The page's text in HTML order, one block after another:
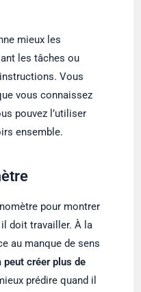
mieux les
les tâches ou
Vous
vous connaissez
pouvez l’utiliser
ensemble.
pour montrer
doit travailler. À la
au manque de sens
peut créer plus de
prédire quand il